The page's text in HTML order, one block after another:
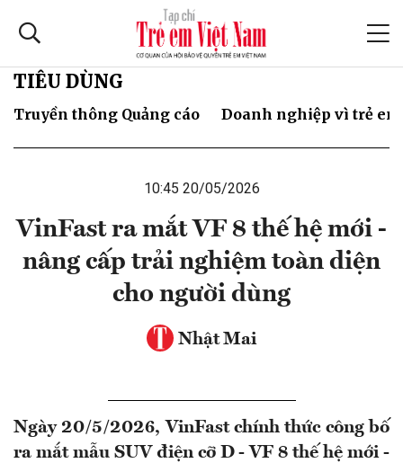
TIÊU DÙNG
Truyền thông Quảng cáo Doanh nghiệp vì trẻ em
10:45 20/05/2026
VinFast ra mắt VF 8 thế hệ mới -
nâng cấp trải nghiệm toàn diện
cho người dùng
Nhật Mai
Ngày 20/5/2026, VinFast chính thức công bố
ra mắt mẫu SUV điện cỡ D - VF 8 thế hệ mới -